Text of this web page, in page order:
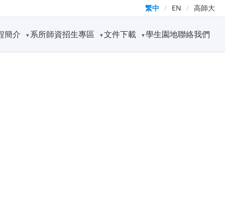
繁中 / EN / 高師大
簡介 ▼ 系所師資招生專區 ▼文件下載 ▼學生園地聯絡我們